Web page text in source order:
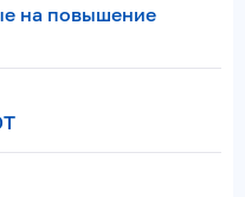
на повышение